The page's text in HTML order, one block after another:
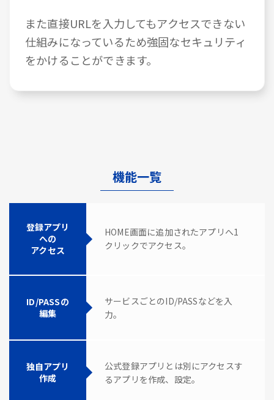
また直接URLを入力してもアクセスできない
仕組みになっているため強固なセキュリティ
をかけることができます。
機能一覧
登録アプリ
への
アクセス
HOME画面に追加されたアプリへ1
クリックでアクセス。
ID/PASSの
編集
サービスごとのID/PASSなどを入
力。
独自アプリ
作成
公式登録アプリとは別にアクセスす
るアプリを作成、設定。